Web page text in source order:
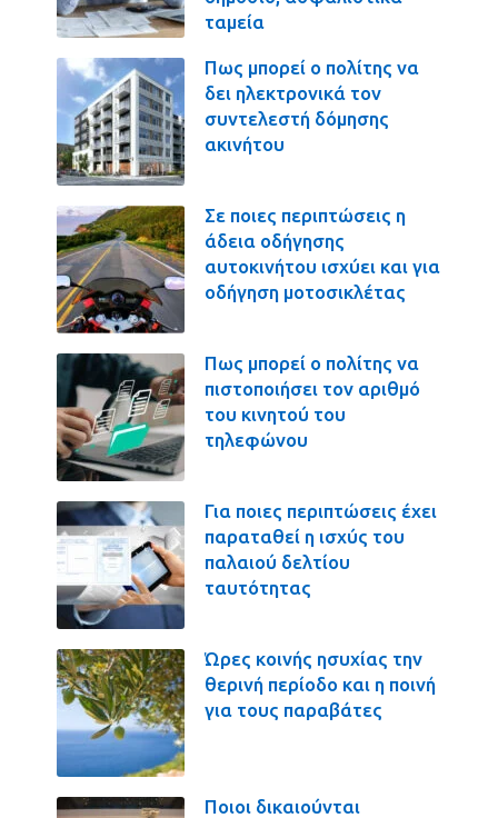
ταμεία
Πως μπορεί ο πολίτης να
δει ηλεκτρονικά τον
συντελεστή δόμησης
ακινήτου
Σε ποιες περιπτώσεις η
άδεια οδήγησης
αυτοκινήτου ισχύει και για
οδήγηση μοτοσικλέτας
Πως μπορεί ο πολίτης να
πιστοποιήσει τον αριθμό
του κινητού του
τηλεφώνου
Για ποιες περιπτώσεις έχει
παραταθεί η ισχύς του
παλαιού δελτίου
ταυτότητας
Ώρες κοινής ησυχίας την
θερινή περίοδο και η ποινή
για τους παραβάτες
Ποιοι δικαιούνται